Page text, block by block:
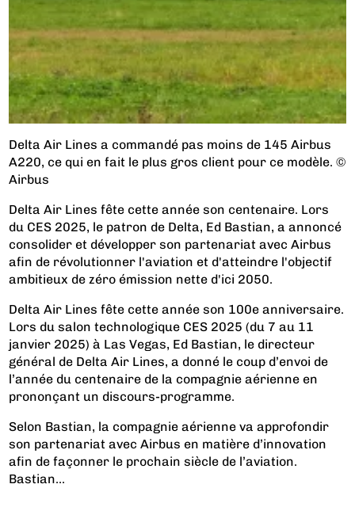
Delta Air Lines a commandé pas moins de 145 Airbus
A220, ce qui en fait le plus gros client pour ce modèle. ©
Airbus
Delta Air Lines fête cette année son centenaire. Lors
du CES 2025, le patron de Delta, Ed Bastian, a annoncé
consolider et développer son partenariat avec Airbus
afin de révolutionner l'aviation et d'atteindre l'objectif
ambitieux de zéro émission nette d'ici 2050.
Delta Air Lines fête cette année son 100e anniversaire.
Lors du salon technologique CES 2025 (du 7 au 11
janvier 2025) à Las Vegas, Ed Bastian, le directeur
général de Delta Air Lines, a donné le coup d’envoi de
l’année du centenaire de la compagnie aérienne en
prononçant un discours-programme.
Selon Bastian, la compagnie aérienne va approfondir
son partenariat avec Airbus en matière d’innovation
afin de façonner le prochain siècle de l’aviation.
Bastian...